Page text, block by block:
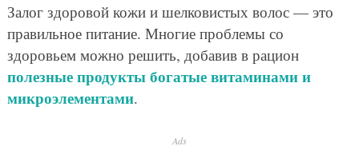
Залог здоровой кожи и шелковистых волос — это
правильное питание. Многие проблемы со
здоровьем можно решить, добавив в рацион
полезные продукты богатые витаминами и
микроэлементами.
Ads